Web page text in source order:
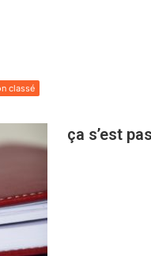
classé
ça s’est